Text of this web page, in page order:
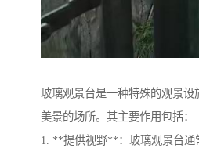
玻璃观景台是一种特殊的观景设
美景的场所。其主要作用包括：
1. **提供视野**：玻璃观景台通